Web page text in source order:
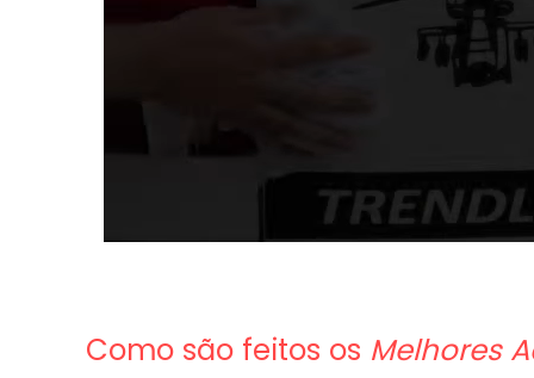
Como são feitos os Melhores